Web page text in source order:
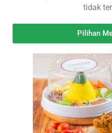
tidak
Pilihan